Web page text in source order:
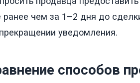
чем за 1–2 дня до
уведомления.
способов